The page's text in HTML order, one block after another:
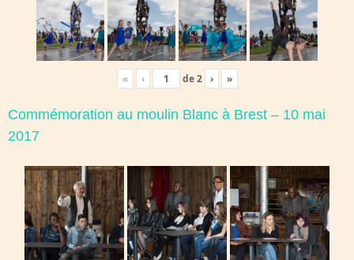
« ‹ de2 › »
Commémoration au moulin Blanc à Brest – 10 mai
2017